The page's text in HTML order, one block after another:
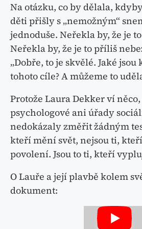
Na otázku, co by dělala,
děti přišly s „nemožným“
jednoduše. Neřekla by, že je
Neřekla by, že je to příliš
„Dobře, to je skvělé. Jaké
tohoto cíle? A můžeme to
Protože Laura Dekker ví něco,
psychologové ani úřady
nedokázaly změřit žádným
kteří mění svět, nejsou ti,
povolení. Jsou to ti, kteří
O Lauře a její plavbě kolem
dokument: